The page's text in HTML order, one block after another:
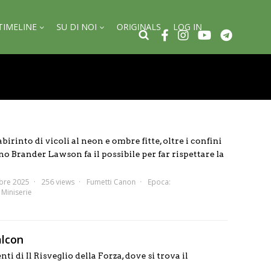
SU DI NOI ORIGINALS LOG IN
di vicoli al neon e ombre fitte, oltre i confini
Brander Lawson fa il possibile per far rispettare la
2025 256 views Fumetti Canon
Epoca:
Miniserie
di Il Risveglio della Forza, dove si trova il